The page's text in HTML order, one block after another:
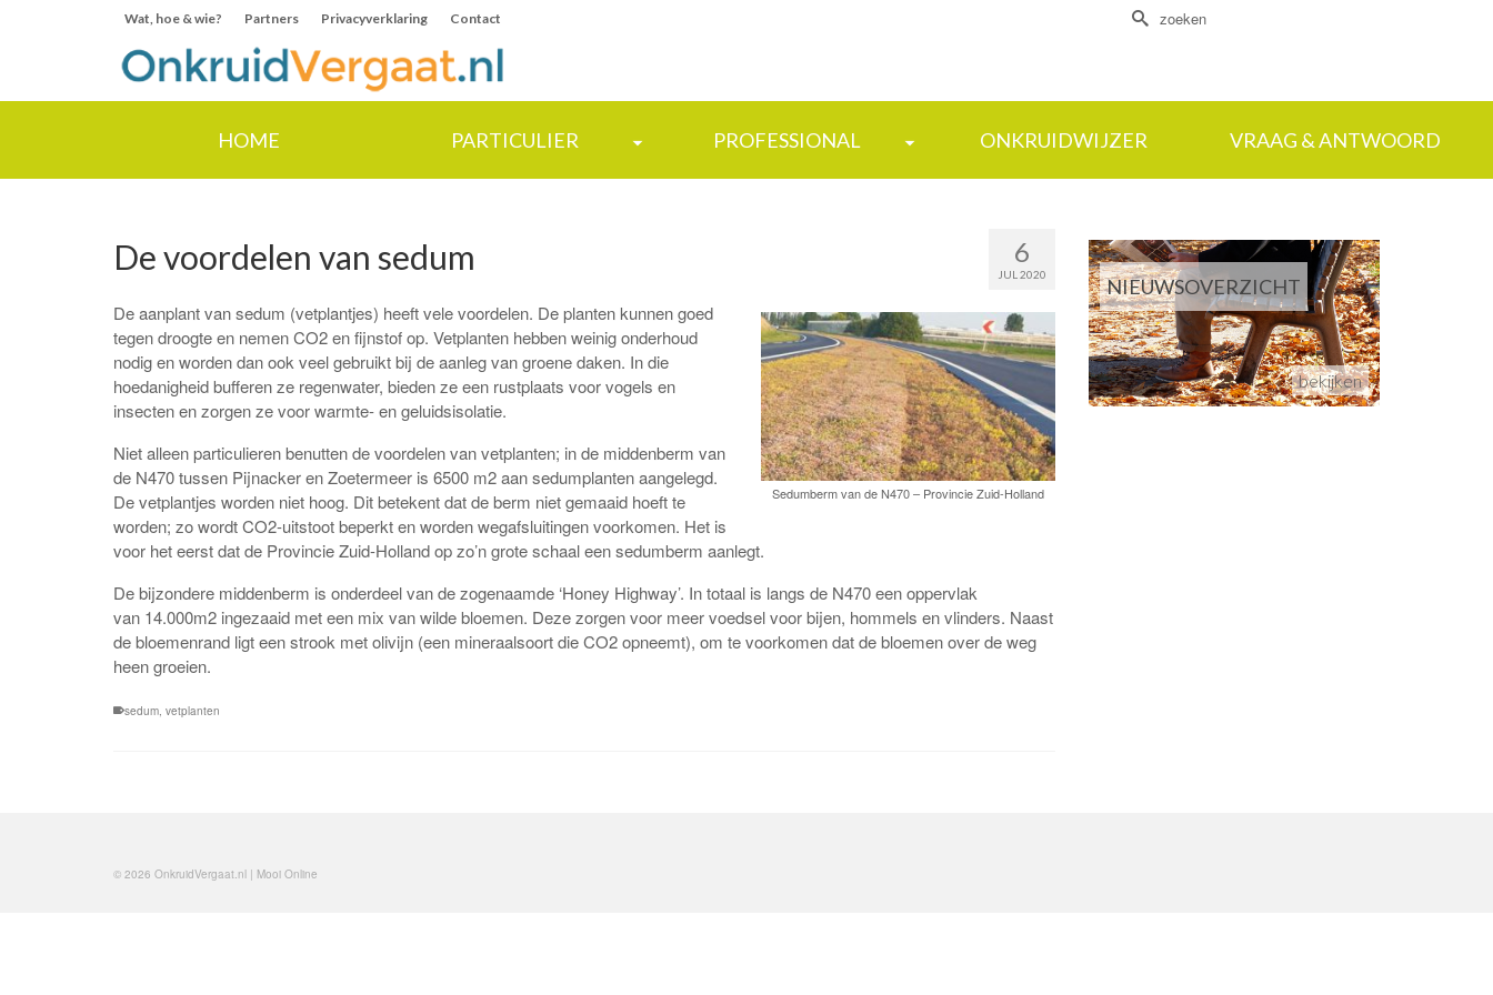
Wat, hoe & wie? Partners Privacyverklaring Contact
Zoek
HOME PARTICULIER PROFESSIONAL ONKRUIDWIJZER VRAAG & ANTWOORD
6
JUL 2020
De voordelen van sedum
Sedumberm van de N470 – Provincie Zuid-Holland
De aanplant van sedum (vetplantjes) heeft vele voordelen. De planten kunnen goed
tegen droogte en nemen CO2 en fijnstof op. Vetplanten hebben weinig onderhoud
nodig en worden dan ook veel gebruikt bij de aanleg van groene daken. In die
hoedanigheid bufferen ze regenwater, bieden ze een rustplaats voor vogels en
insecten en zorgen ze voor warmte- en geluidsisolatie.
Niet alleen particulieren benutten de voordelen van vetplanten; in de middenberm van
de N470 tussen Pijnacker en Zoetermeer is 6500 m2 aan sedumplanten aangelegd.
De vetplantjes worden niet hoog. Dit betekent dat de berm niet gemaaid hoeft te
worden; zo wordt CO2-uitstoot beperkt en worden wegafsluitingen voorkomen. Het is
voor het eerst dat de Provincie Zuid-Holland op zo’n grote schaal een sedumberm aanlegt.
De bijzondere middenberm is onderdeel van de zogenaamde ‘Honey Highway’. In totaal is langs de N470 een oppervlak
van 14.000m2 ingezaaid met een mix van wilde bloemen. Deze zorgen voor meer voedsel voor bijen, hommels en vlinders. Naast
de bloemenrand ligt een strook met olivijn (een mineraalsoort die CO2 opneemt), om te voorkomen dat de bloemen over de weg
heen groeien.
sedum, vetplanten
NIEUWSOVERZICHT
bekijken
© 2026 OnkruidVergaat.nl | Mooi Online